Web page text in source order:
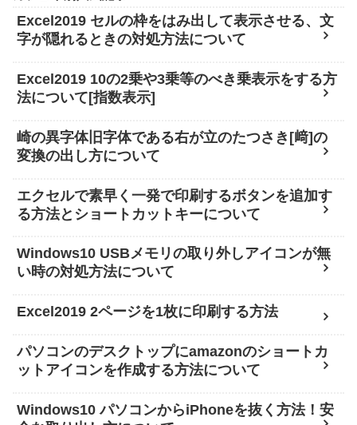
Excel2019 セルの枠をはみ出して表示させる、文
字が隠れるときの対処方法について
Excel2019 10の2乗や3乗等のべき乗表示をする方
法について[指数表示]
崎の異字体旧字体である右が立のたつさき[﨑]の
変換の出し方について
エクセルで素早く一発で印刷するボタンを追加す
る方法とショートカットキーについて
Windows10 USBメモリの取り外しアイコンが無
い時の対処方法について
Excel2019 2ページを1枚に印刷する方法
パソコンのデスクトップにamazonのショートカ
ットアイコンを作成する方法について
Windows10 パソコンからiPhoneを抜く方法！安